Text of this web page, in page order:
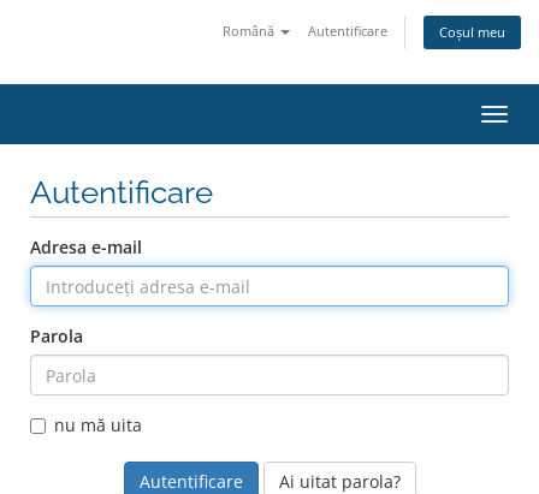
Română Autentificare Coșul meu
Autentificare
Adresa e-mail
Parola
nu mă uita
Ai uitat parola?